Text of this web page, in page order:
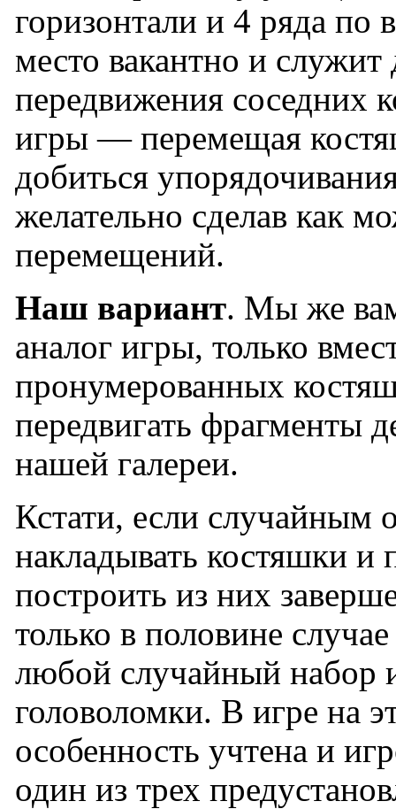
горизонтали и 4 ряда по
место вакантно и
передвижения соседних
игры — перемещая
добиться
желательно сделав как
перемещений.
Наш вариант. Мы же
аналог игры, только
пронумерованных
передвигать фрагменты
нашей галереи.
Кстати, если случайным
накладывать костяшки и
построить из них
только в половине
любой случайный набор
головоломки. В игре на
особенность учтена и
один из трех